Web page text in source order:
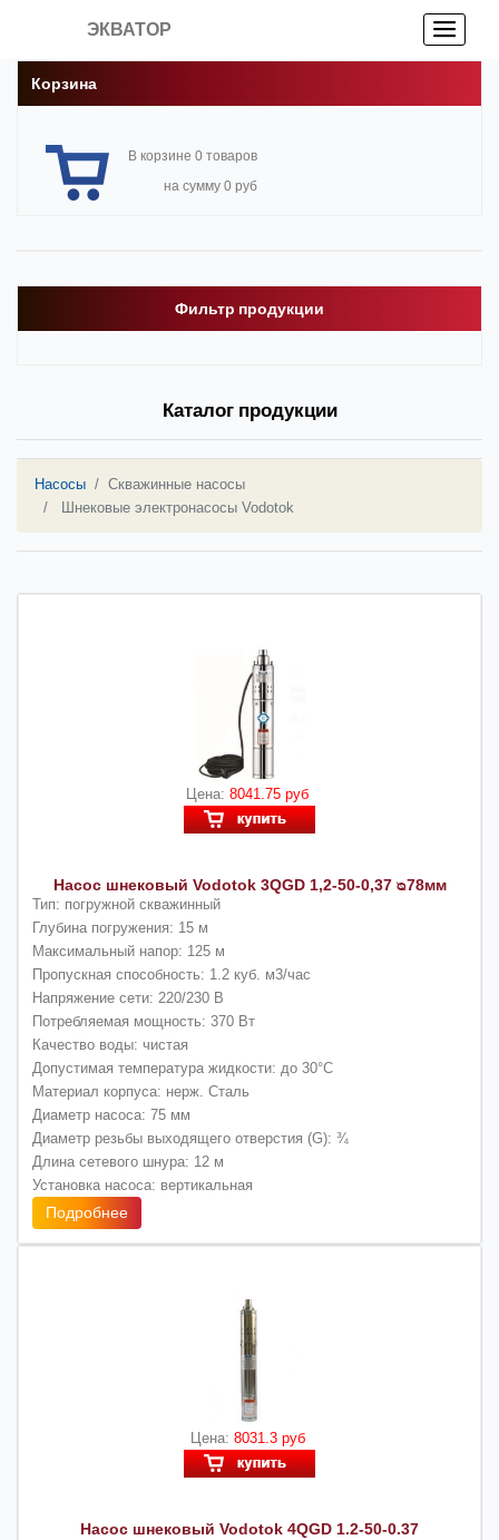
ЭКВАТОР
Корзина
В корзине 0 товаров
на сумму 0 руб
Фильтр продукции
Каталог продукции
Насосы
Скважинные насосы
Шнековые электронасосы Vodotok
Цена: 8041.75 руб
Насос шнековый Vodotok 3QGD 1,2-50-0,37 ᴓ78мм
Тип: погружной скважинный
Глубина погружения: 15 м
Максимальный напор: 125 м
Пропускная способность: 1.2 куб. м3/час
Напряжение сети: 220/230 В
Потребляемая мощность: 370 Вт
Качество воды: чистая
Допустимая температура жидкости: до 30°C
Материал корпуса: нерж. Сталь
Диаметр насоса: 75 мм
Диаметр резьбы выходящего отверстия (G): ¾
Длина сетевого шнура: 12 м
Установка насоса: вертикальная
Подробнее
Цена: 8031.3 руб
Насос шнековый Vodotok 4QGD 1.2-50-0.37